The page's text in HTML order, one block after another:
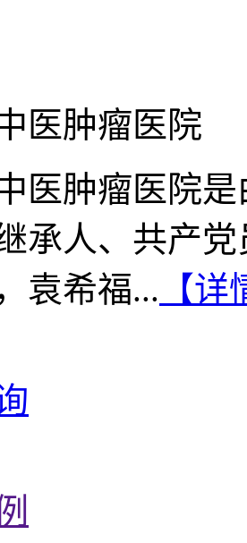
医肿瘤医院
医肿瘤医院
承人、共产
袁希福... 【